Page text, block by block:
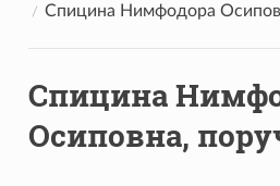
Спицина Нимфодора
Спицина
Осиповна,